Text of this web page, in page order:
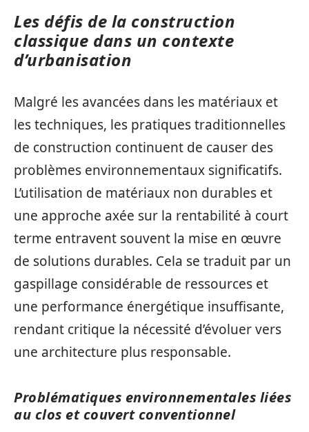
Les défis de la construction
classique dans un contexte
d’urbanisation
Malgré les avancées dans les matériaux et
les techniques, les pratiques traditionnelles
de construction continuent de causer des
problèmes environnementaux significatifs.
L’utilisation de matériaux non durables et
une approche axée sur la rentabilité à court
terme entravent souvent la mise en œuvre
de solutions durables. Cela se traduit par un
gaspillage considérable de ressources et
une performance énergétique insuffisante,
rendant critique la nécessité d’évoluer vers
une architecture plus responsable.
Problématiques environnementales liées
au clos et couvert conventionnel